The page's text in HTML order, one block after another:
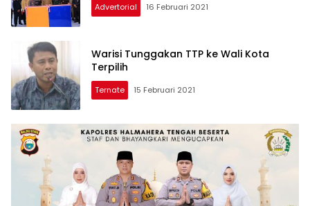
Advertorial 16 Februari 2021
Warisi Tunggakan TTP ke Wali Kota
Terpilih
Ternate 15 Februari 2021